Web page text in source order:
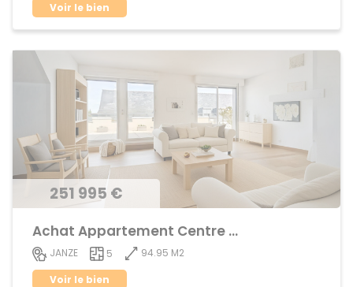
Voir le bien
251 995 €
Achat Appartement Centre ville
JANZE 5
94.95 M2
Voir le bien